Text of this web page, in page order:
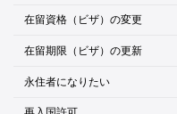
在留資格（ビザ）の変更
在留期限（ビザ）の更新
永住者になりたい